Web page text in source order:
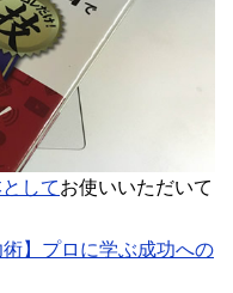
してお使いいただいて
】プロに学ぶ成功への